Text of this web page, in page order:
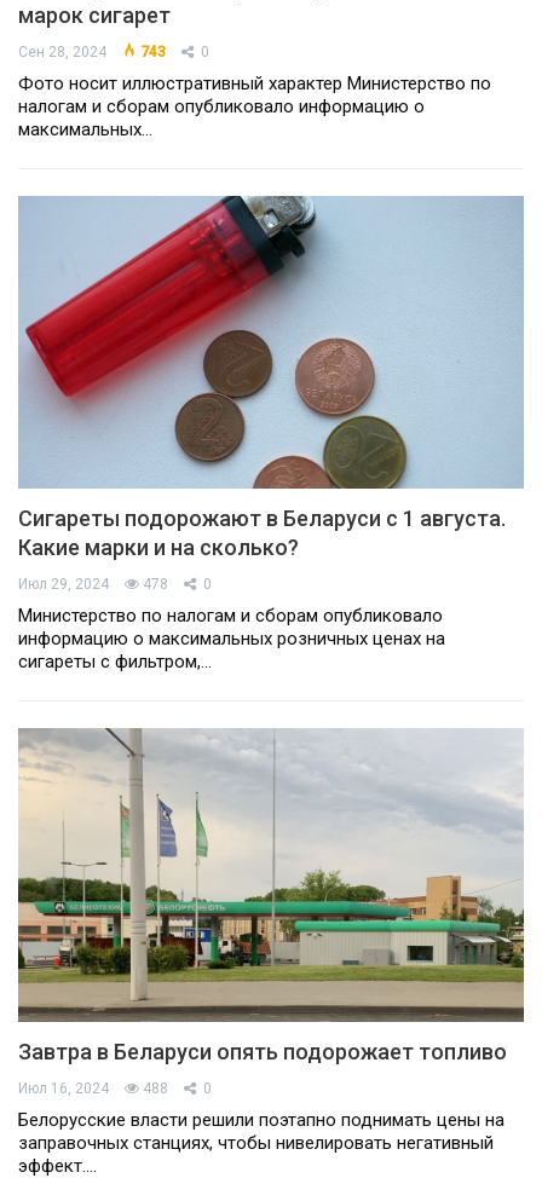
марок сигарет
Сен 28, 2024 743 0
Фото носит иллюстративный характер Министерство по
налогам и сборам опубликовало информацию о
максимальных…
Сигареты подорожают в Беларуси с 1 августа.
Какие марки и на сколько?
Июл 29, 2024 478 0
Министерство по налогам и сборам опубликовало
информацию о максимальных розничных ценах на
сигареты с фильтром,…
Завтра в Беларуси опять подорожает топливо
Июл 16, 2024 488 0
Белорусские власти решили поэтапно поднимать цены на
заправочных станциях, чтобы нивелировать негативный
эффект.…